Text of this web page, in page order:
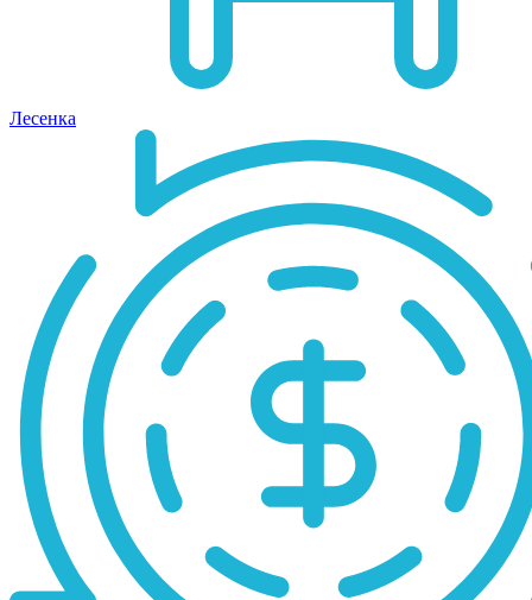
Лесенка